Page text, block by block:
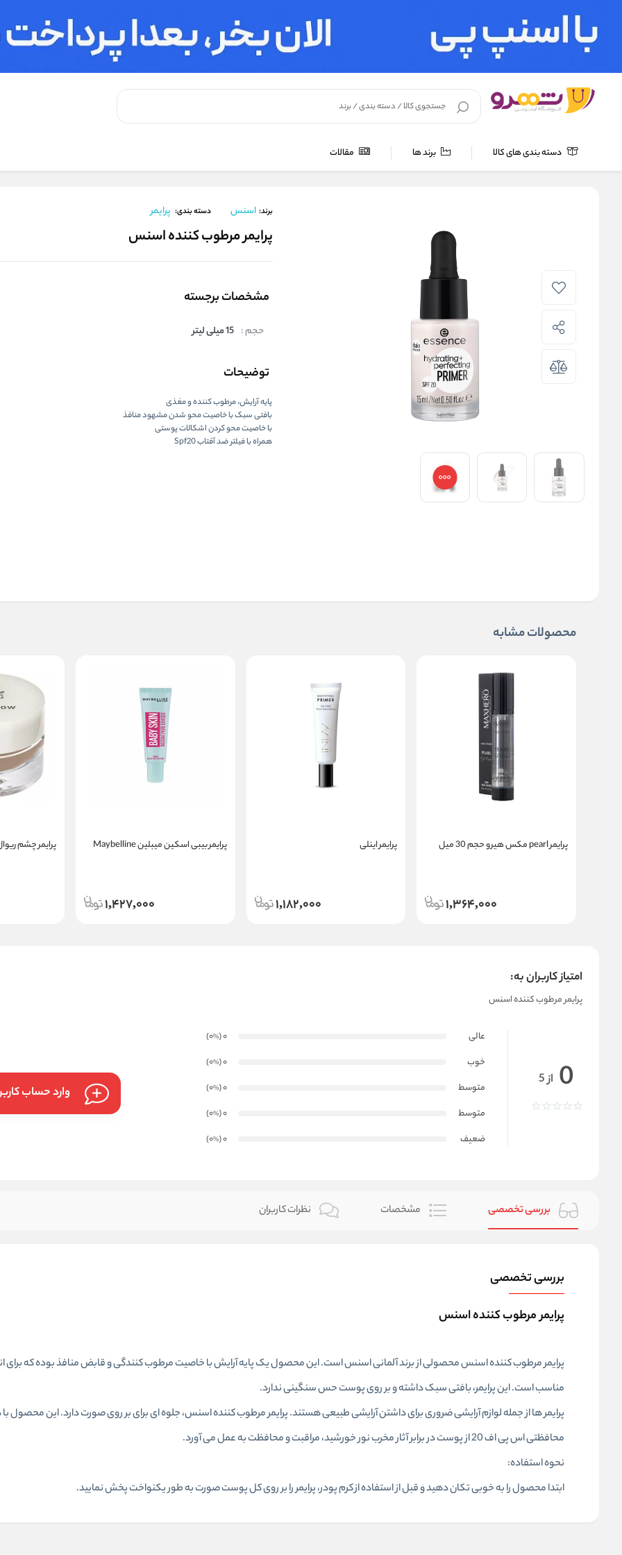
دسته بندی های کالا برند ها مقالات
لوازم آرایشی لوازم آرایش صورت پرایمر
برند: اسنس دسته بندی: پرایمر
پرایمر مرطوب کننده اسنس
مشخصات برجسته
حجم : 15 میلی لیتر
توضیحات
پایه آرایش، مرطوب کننده و مغذی
بافتی سبک با خاصیت محو شدن مشهود منافذ
با خاصیت محو کردن اشکالات پوستی
همراه با فیلتر ضد آفتاب Spf20
محصولات مشابه
پرایمر pearl مکس هیرو حجم 30 میل
1,364,000
پرایمر اینلی
1,182,000
پرایمر بیبی اسکین میبلین Maybelline
1,427,000
پرایمر چشم
امتیاز کاربران به:
پرایمر مرطوب کننده اسنس
0 از 5
عالی 0
(0
%
)
خوب
0
(0
%
)
متوسط
0
(0
%
)
متوسط
0
(0
%
)
ضعیف
0
(0
%
)
وارد حساب
بررسی تخصصی مشخصات نظرات کاربران
بررسی تخصصی
پرایمر مرطوب کننده اسنس
پرایمر مرطوب کننده اسنس محصولی از برند آلمانی اسنس است. این محصول یک پایه آرایش با خاصیت مرطوب کنندگی و قابض منافذ بوده که برای
مناسب است. این پرایمر، بافتی سبک داشته و بر روی پوست حس سنگینی ندارد.
پرایمر ها از جمله لوازم آرایشی ضروری برای داشتن آرایشی طبیعی هستند. پرایمر مرطوب کننده اسنس، جلوه ای برای بر روی صورت دارد. این محصول با
محافظتی اس پی اف 20 از پوست در برابر آثار مخرب نور خورشید، مراقبت و محافظت به عمل می آورد.
نحوه استفاده:
ابتدا محصول را به خوبی تکان دهید و قبل از استفاده از کرم پودر، پرایمر را بر روی کل پوست صورت به طور یکنواخت پخش نمایید.